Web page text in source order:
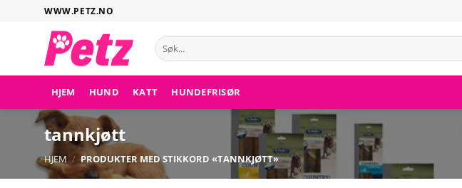
WWW.PETZ.NO
Søk
etter:
HJEM HUND KATT HUNDEFRISØR
tannkjøtt
HJEM / PRODUKTER MED STIKKORD «TANNKJØTT»